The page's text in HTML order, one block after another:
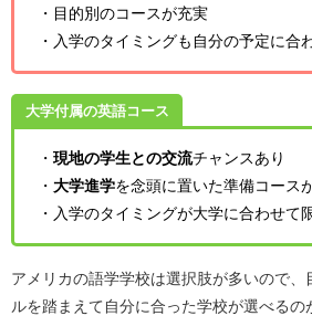
・目的別のコースが充実
・入学のタイミングも自分の予定に合
大学付属の英語コース
・ 現地の学生との交流チャンスあり
・ 大学進学を念頭に置いた準備コース
・入学のタイミングが大学に合わせて
アメリカの語学学校は選択肢が多いので、
ルを踏まえて自分に合った学校が選べるの